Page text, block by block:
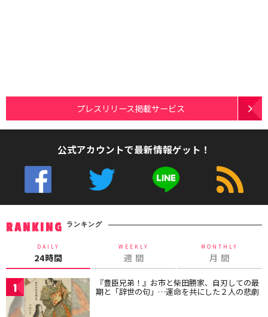
プレスリリース掲載サービス
公式アカウントで最新情報ゲット！
RANKING ランキング
DAILY
24時間
WEEKLY
週 間
MONTHLY
月 間
1 『豊臣兄弟！』お市と柴田勝家、自刃しての最
期と「辞世の句」…運命を共にした２人の悲劇